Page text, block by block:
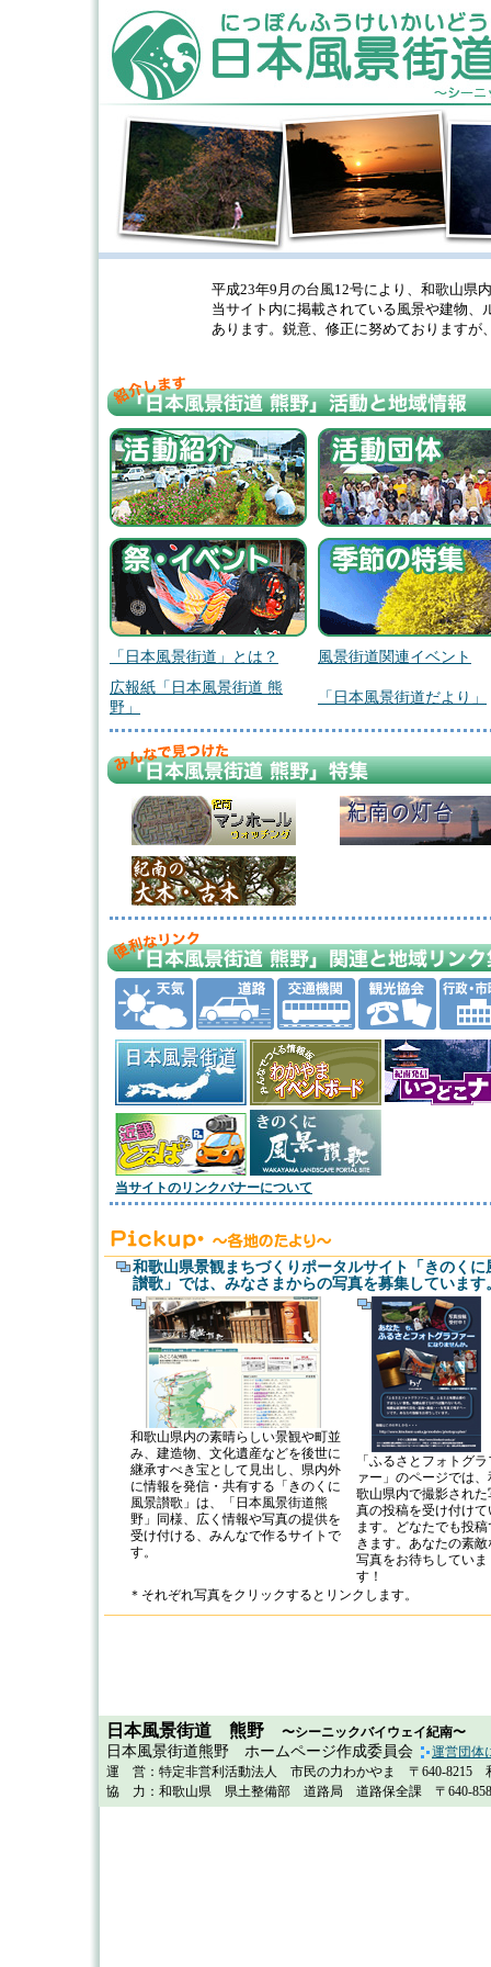
平成23年9月の台風12号により、和歌山県
当サイト内に掲載されている風景や建物
あります。鋭意、修正に努めております
「日本風景街道」とは？
風景街道関連イベント
広報紙「日本風景街道 熊
野」
「日本風景街道だより」
当サイトのリンクバナーについて
和歌山県景観まちづくりポータルサイト「きのくに
讃歌」では、みなさまからの写真を募集しています
和歌山県内の素晴らしい景観や町並
み、建造物、文化遺産などを後世に
継承すべき宝として見出し、県内外
に情報を発信・共有する「きのくに
風景讃歌」は、「日本風景街道熊
野」同様、広く情報や写真の提供を
受け付ける、みんなで作るサイトで
す。
「ふるさとフォトグラ
ァー」のページでは、
歌山県内で撮影された
真の投稿を受け付けて
ます。どなたでも投稿
きます。あなたの素敵
写真をお待ちしていま
す！
＊それぞれ写真をクリックするとリンクします。
日本風景街道 熊野 〜シーニックバイウェイ紀南〜
日本風景街道熊野 ホームページ作成委員会
運営団体
運 営：特定非営利活動法人 市民の力わかやま 〒640-8215
協 力：和歌山県 県土整備部 道路局 道路保全課 〒640-